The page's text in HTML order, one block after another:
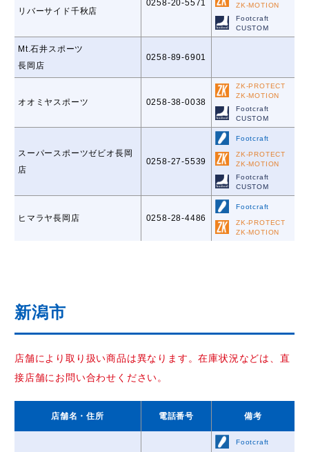
リバーサイド千秋店
0258-20-5571
ZK-MOTION
Footcraft
CUSTOM
Mt.石井スポーツ
長岡店
0258-89-6901
オオミヤスポーツ 0258-38-0038
ZK-PROTECT
ZK-MOTION
Footcraft
CUSTOM
スーパースポーツゼビオ長岡
店
0258-27-5539
Footcraft
ZK-PROTECT
ZK-MOTION
Footcraft
CUSTOM
ヒマラヤ長岡店 0258-28-4486
Footcraft
ZK-PROTECT
ZK-MOTION
新潟市
店舗により取り扱い商品は異なります。在庫状況などは、直
接店舗にお問い合わせください。
店舗名 ・住所 電話番号 備考
Footcraft